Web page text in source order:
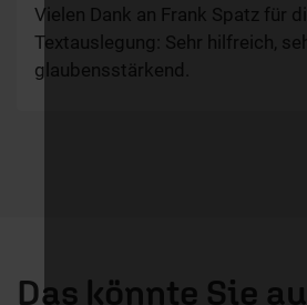
Vielen Dank an Frank Spatz für
Textauslegung: Sehr hilfreich,
glaubensstärkend.
Das könnte Sie